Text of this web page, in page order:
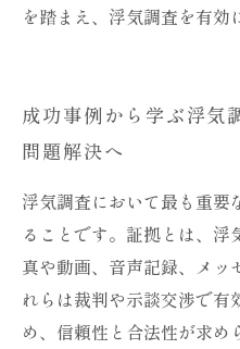
を踏まえ、浮気調査を有効
成功事例から学ぶ浮気
問題解決へ
浮気調査において最も重要
ることです。証拠とは、
真や動画、音声記録、メッ
れらは裁判や示談交渉で有
め、信頼性と合法性が求め